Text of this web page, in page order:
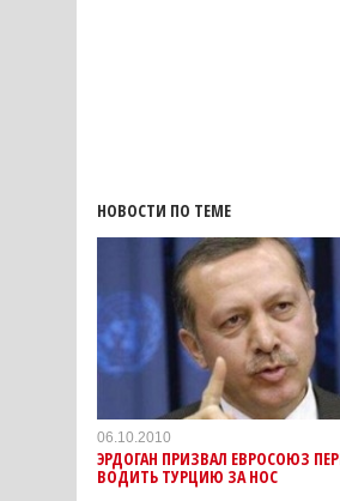
НОВОСТИ ПО ТЕМЕ
06.10.2010
ЭРДОГАН ПРИЗВАЛ ЕВРОСОЮЗ
ВОДИТЬ ТУРЦИЮ ЗА НОС